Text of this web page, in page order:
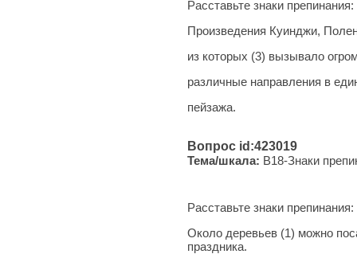
Расставьте знаки
Произведения Куинджи,
из которых (3) вызывало
различные направления в
пейзажа.
Вопрос id:423019
Тема/шкала: B18-Знаки
Расставьте знаки
Около деревьев (1) можно
праздника.